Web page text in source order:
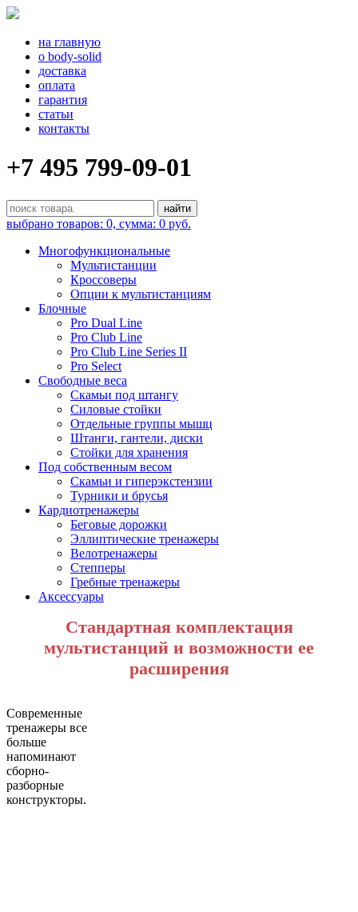
на главную
о body-solid
доставка
оплата
гарантия
статьи
контакты
+7 495 799-09-01
выбрано товаров: 0, сумма: 0 руб.
Многофункциональные
Мультистанции
Кроссоверы
Опции к мультистанциям
Блочные
Pro Dual Line
Pro Club Line
Pro Club Line Series II
Pro Select
Свободные веса
Скамьи под штангу
Силовые стойки
Отдельные группы мышц
Штанги, гантели, диски
Стойки для хранения
Под собственным весом
Скамьи и гиперэкстензии
Турники и брусья
Кардиотренажеры
Беговые дорожки
Эллиптические тренажеры
Велотренажеры
Степперы
Гребные тренажеры
Аксессуары
Стандартная комплектация
мультистанций и возможности ее
расширения
Современные
тренажеры все
больше
напоминают
сборно-
разборные
конструкторы.